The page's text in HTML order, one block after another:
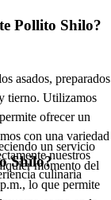
Pollito Shilo?
asados, preparados
tierno. Utilizamos
ofrecer un
con una variedad
nuestros
culinaria
un servicio
momento del
lo que permite
Shilo?